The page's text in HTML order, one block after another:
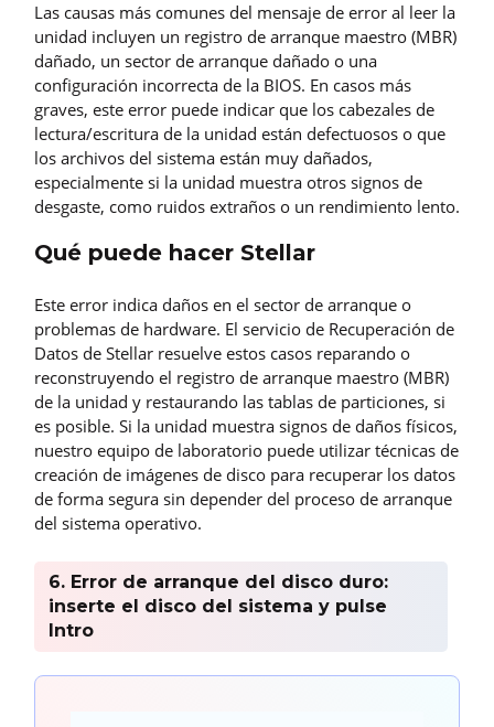
Las causas más comunes del mensaje de error al leer la
unidad incluyen un registro de arranque maestro (MBR)
dañado, un sector de arranque dañado o una
configuración incorrecta de la BIOS. En casos más
graves, este error puede indicar que los cabezales de
lectura/escritura de la unidad están defectuosos o que
los archivos del sistema están muy dañados,
especialmente si la unidad muestra otros signos de
desgaste, como ruidos extraños o un rendimiento lento.
Qué puede hacer Stellar
Este error indica daños en el sector de arranque o
problemas de hardware. El servicio de Recuperación de
Datos de Stellar resuelve estos casos reparando o
reconstruyendo el registro de arranque maestro (MBR)
de la unidad y restaurando las tablas de particiones, si
es posible. Si la unidad muestra signos de daños físicos,
nuestro equipo de laboratorio puede utilizar técnicas de
creación de imágenes de disco para recuperar los datos
de forma segura sin depender del proceso de arranque
del sistema operativo.
6. Error de arranque del disco duro:
inserte el disco del sistema y pulse
Intro